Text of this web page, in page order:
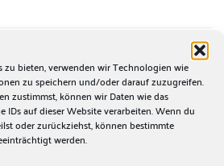
zu bieten, verwenden wir Technologien wie
zu speichern und/oder darauf zuzugreifen.
zustimmst, können wir Daten wie das
IDs auf dieser Website verarbeiten. Wenn du
oder zurückziehst, können bestimmte
werden.
sich Erdbeer-Grapefruit nach
mild und leicht
Die lose Qualität
Zutaten im Aufguss
aromatisch rund in die Tasse